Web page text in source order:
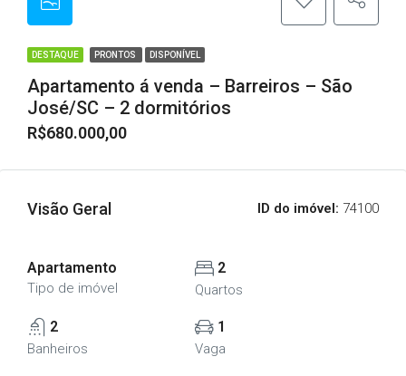
DESTAQUE PRONTOS DISPONÍVEL
Apartamento á venda – Barreiros – São
José/SC – 2 dormitórios
R$680.000,00
Visão Geral ID do imóvel: 74100
Apartamento
Tipo de imóvel
2
Quartos
2
Banheiros
1
Vaga